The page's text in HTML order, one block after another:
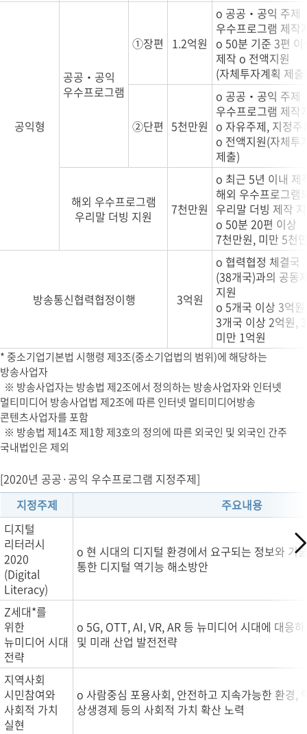
공익형
공공‧공익
우수프로그램
①장편 1.2억원
o 공공‧공익 주제
우수프로그램 제작
o 50분 기준 3편 이
제작 o 전액지원
(자체투자계획 제출)
②단편 5천만원
o 공공‧공익 주제
우수프로그램 제작
o 자유주제, 지정주
o 전액지원(자체투
제출)
해외 우수프로그램
우리말 더빙 지원
7천만원
o 최근 5년 이내 제
해외 우수프로그램
우리말 더빙 제작
o 50분 20편 이상
7천만원, 미만 5천
방송통신협력협정이행 3억원
o 협력협정 체결국
(38개국)과의 공동
지원
o 5개국 이상 3억원,
3개국 이상 2억원,
미만 1억원
* 중소기업기본법 시행령 제3조(중소기업법의 범위)에 해당하는
방송사업자
※ 방송사업자는 방송법 제2조에서 정의하는 방송사업자와 인터넷
멀티미디어 방송사업법 제2조에 따른 인터넷 멀티미디어방송
콘텐츠사업자를 포함
※ 방송법 제14조 제1항 제3호의 정의에 따른 외국인 및 외국인 간주
국내법인은 제외
[2020년 공공·공익 우수프로그램 지정주제]
지정주제
주요내용
디지털
리터러시
2020
(Digital
Literacy)
o 현 시대의 디지털 환경에서 요구되는 정보와 기
통한 디지털 역기능 해소방안
Z세대*를
위한
뉴미디어 시대
전략
o 5G, OTT, AI, VR, AR 등 뉴미디어 시대에 대응
및 미래 산업 발전전략
지역사회
시민참여와
사회적 가치
실현
o 사람중심 포용사회, 안전하고 지속가능한 환경,
상생경제 등의 사회적 가치 확산 노력